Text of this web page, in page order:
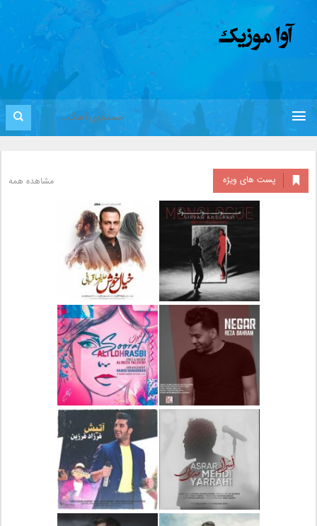
پست های ویژه مشاهده همه
دانلود آلبوم جدید سیروان
خسروی بنام مونولوگ
دانلود آهنگ جدید علیرضا
قربانی بنام خیال خوش
دانلود آهنگ جدید رضا
بهرام بنام نگار
دانلود آهنگ جدید علی
لهراسبی بنام صورت